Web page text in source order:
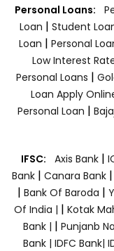
Personal Loans:
Loan | Student
Loan | Personal
Low Interest
Personal Loans |
Loan Apply
Personal Loan |
IFSC: Axis Bank |
Bank| Canara Bank |
| Bank Of Baroda |
Of India | | Kotak
Bank | | Punjanb
Bank | IDFC Bank|